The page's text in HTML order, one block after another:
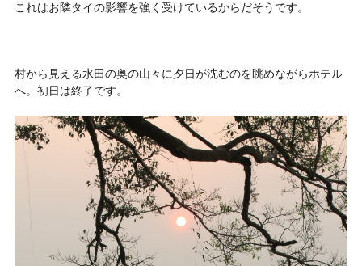
これはお隣タイの影響を強く受けているからだそうです。
村から見える水田の奥の山々に夕日が沈むのを眺めながらホテル
へ。初日は終了です。